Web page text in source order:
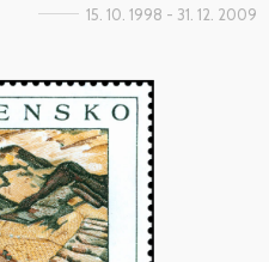
15. 10. 1998 - 31. 12. 2009